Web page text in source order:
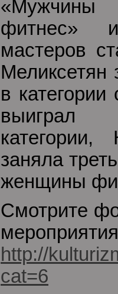
«Мужчины
фитнес»
мастеров
Меликсетян
в
выиграл
заняла
женщины
Смотрите
http://
cat=6